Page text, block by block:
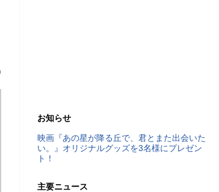
お知らせ
映画『あの星が降る丘で、君とまた出会いた
い。』オリジナルグッズを3名様にプレゼン
ト！
主要ニュース